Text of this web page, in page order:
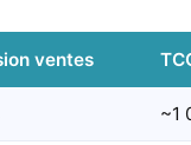
ventes
~1